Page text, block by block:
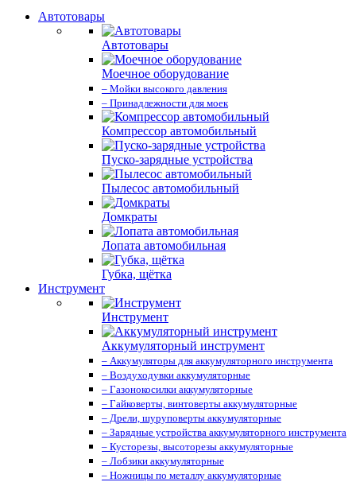
Автотовары
Автотовары
Моечное оборудование
– Мойки высокого давления
– Принадлежности для моек
Компрессор автомобильный
Пуско-зарядные устройства
Пылесос автомобильный
Домкраты
Лопата автомобильная
Губка, щётка
Инструмент
Инструмент
Аккумуляторный инструмент
– Аккумуляторы для аккумуляторного инструмента
– Воздуходувки аккумуляторные
– Газонокосилки аккумуляторные
– Гайковерты, винтоверты аккумуляторные
– Дрели, шуруповерты аккумуляторные
– Зарядные устройства аккумуляторного инструмента
– Кусторезы, высоторезы аккумуляторные
– Лобзики аккумуляторные
– Ножницы по металлу аккумуляторные